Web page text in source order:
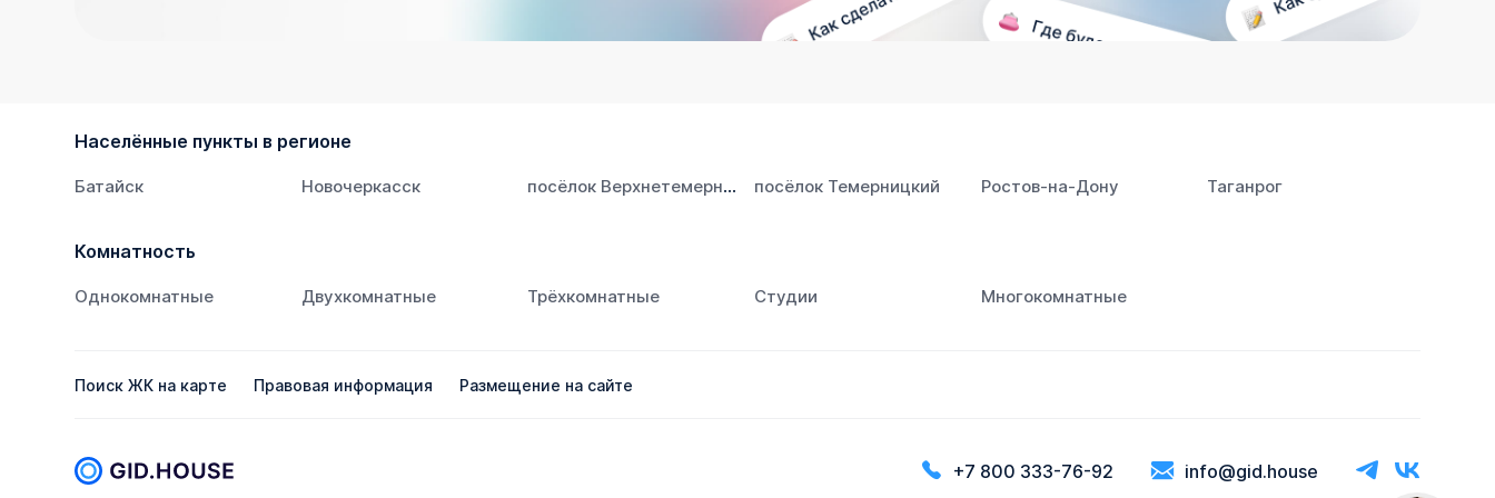
Населённые пункты в регионе
Батайск Новочеркасск посёлок Верхнетемерницкий посёлок Темерницкий Ростов‑на‑Дону Таганрог
Комнатность
Однокомнатные Двухкомнатные Трёхкомнатные Студии Многокомнатные
Поиск ЖК на карте Правовая информация Размещение на сайте
+7 800 333-76-92 info@gid.house